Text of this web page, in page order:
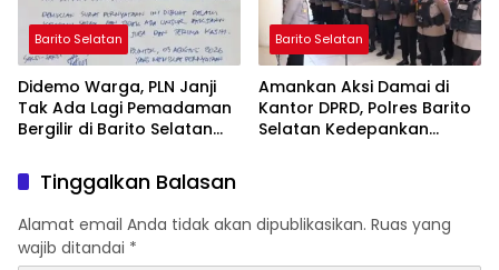
Barito Selatan
Didemo Warga, PLN Janji
Tak Ada Lagi Pemadaman
Bergilir di Barito Selatan
Barito Selatan
Amankan Aksi Damai di
Kantor DPRD, Polres Barito
Selatan Kedepankan
Tinggalkan Balasan
Alamat email Anda tidak akan dipublikasikan. Ruas yang
wajib ditandai *